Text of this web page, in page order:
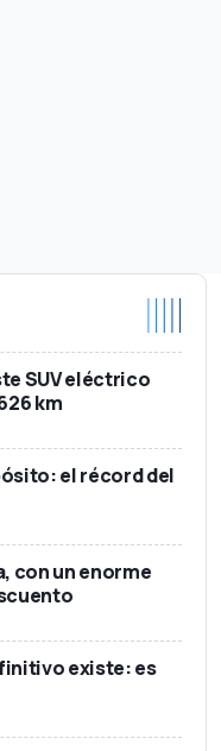
SUV eléctrico
km
el récord del
con un enorme
existe: es